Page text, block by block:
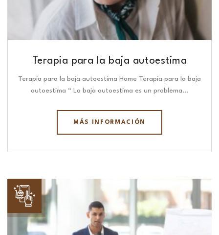
Terapia para la baja autoestima
Terapia para la baja autoestima Home Terapia para la baja
autoestima “ La baja autoestima es un problema…
MÁS INFORMACIÓN